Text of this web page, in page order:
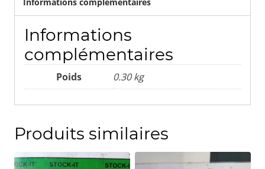
Informations complémentaires
Informations
complémentaires
Poids 0.30 kg
Produits similaires